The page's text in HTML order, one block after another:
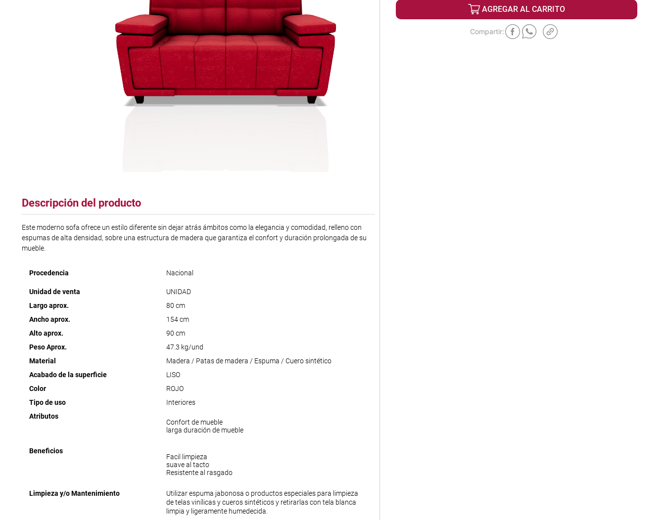
Descripción del producto
Este moderno sofa ofrece un estilo diferente sin dejar atrás ámbitos como la elegancia y comodidad, relleno con
espumas de alta densidad, sobre una estructura de madera que garantiza el confort y duración prolongada de su
mueble.
Procedencia Nacional
Unidad de venta
UNIDAD
Largo aprox.
80 cm
Ancho aprox.
154 cm
Alto aprox.
90 cm
Peso Aprox.
47.3 kg/und
Material
Madera / Patas de madera / Espuma / Cuero sintético
Acabado de la superficie
LISO
Color
ROJO
Tipo de uso
Interiores
Atributos
Confort de mueble
larga duración de mueble
Beneficios
Facil limpieza
suave al tacto
Resistente al rasgado
Limpieza y/o Mantenimiento
Utilizar espuma jabonosa o productos especiales para limpieza
de telas vinílicas y cueros sintéticos y retirarlas con tela blanca
limpia y ligeramente humedecida.
AGREGAR AL CARRITO
tapete